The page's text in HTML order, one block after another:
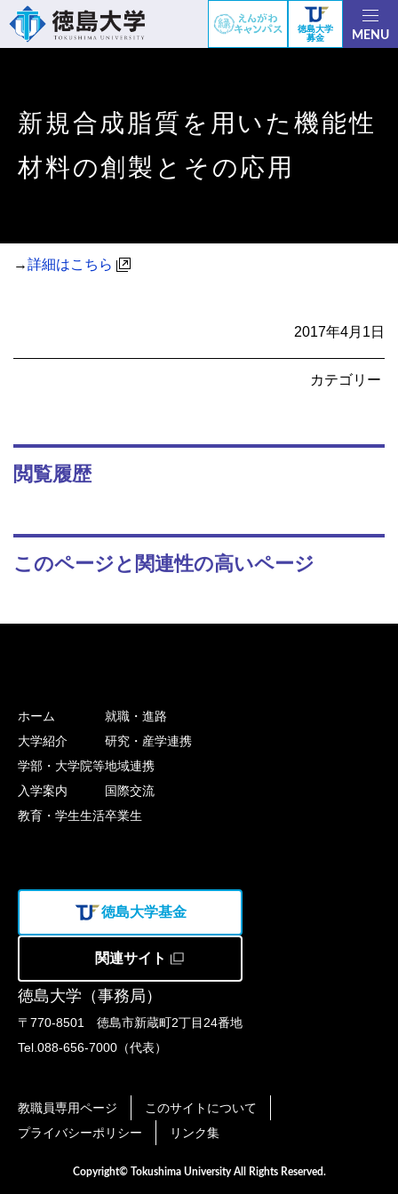
徳島大学
募金
MENU
新規合成脂質を用いた機能性
材料の創製とその応用
→詳細はこちら
2017年4月1日
カテゴリー
閲覧履歴
このページと関連性の高いページ
徳島大学（事務局）
〒770-8501 徳島市新蔵町2丁目24番地
Tel.088-656-7000（代表）
ホーム
大学紹介
学部・大学院等
入学案内
教育・学生生活
就職・進路
研究・産学連携
地域連携
国際交流
卒業生
徳島大学基金
関連サイト
教職員専用ページ
このサイトについて
プライバシーポリシー
リンク集
Copyright© Tokushima University All Rights Reserved.